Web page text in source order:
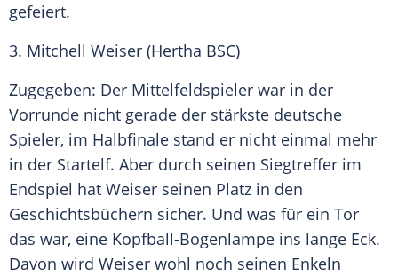
gefeiert.
3. Mitchell Weiser (Hertha BSC)
Zugegeben: Der Mittelfeldspieler war in der
Vorrunde nicht gerade der stärkste deutsche
Spieler, im Halbfinale stand er nicht einmal mehr
in der Startelf. Aber durch seinen Siegtreffer im
Endspiel hat Weiser seinen Platz in den
Geschichtsbüchern sicher. Und was für ein Tor
das war, eine Kopfball-Bogenlampe ins lange Eck.
Davon wird Weiser wohl noch seinen Enkeln